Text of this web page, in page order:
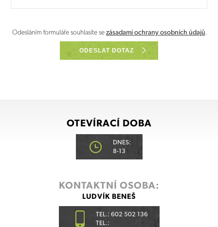
Odesláním formuláře souhlasíte sezásadami ochrany osobních údajů.
ODESLAT DOTAZ
OTEVÍRACÍ DOBA
DNES:
8-13
KONTAKTNÍ OSOBA:
LUDVÍK BENEŠ
TEL.: 602 502 136
TEL.: